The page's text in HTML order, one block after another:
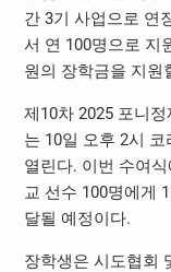
간 3기 사업으로 연
서 연 100명으로 지
원의 장학금을 지원
제10차 2025 포니
는 10일 오후 2시
열린다. 이번 수여
교 선수 100명에게
달될 예정이다.
장학생은 시도협회